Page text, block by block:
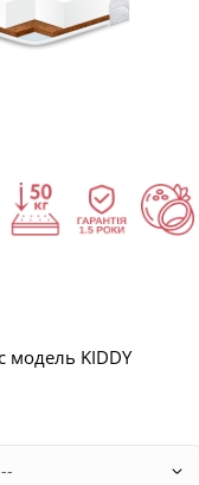
модель KIDDY